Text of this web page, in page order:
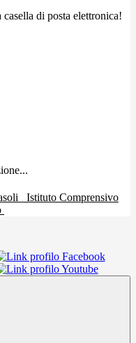
di posta elettronica!
Istituto Comprensivo